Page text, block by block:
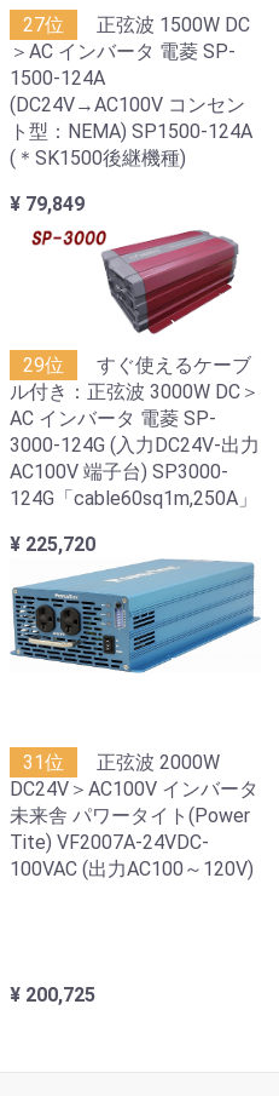
27位
正弦波 1500W DC
＞AC インバータ 電菱 SP-
1500-124A
(DC24V→AC100V コンセン
ト型：NEMA) SP1500-124A
(＊SK1500後継機種)
¥ 79,849
29位
すぐ使えるケーブ
ル付き：正弦波 3000W DC＞
AC インバータ 電菱 SP-
3000-124G (入力DC24V-出力
AC100V 端子台) SP3000-
124G「cable60sq1m,250A」
¥ 225,720
31位
正弦波 2000W
DC24V＞AC100V インバータ
未来舎 パワータイト(Power
Tite) VF2007A-24VDC-
100VAC (出力AC100～120V)
¥ 200,725